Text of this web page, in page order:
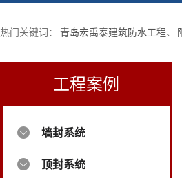
热门关键词： 青岛宏禹泰建筑防水工程、
工程案例
墙封系统
顶封系统